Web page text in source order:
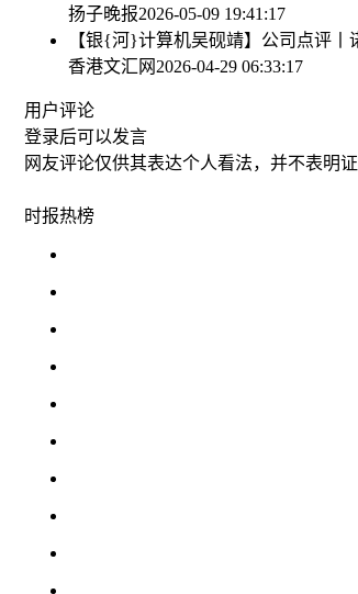
扬子晚报2026-05-09 19:41:17
【银{河}计算机吴砚靖】公司点评
香港文汇网 2026-04-29 06:33:17
用户评论
登录后可以发言
网友评论仅供其表达个人看法，并不表明
时报热榜